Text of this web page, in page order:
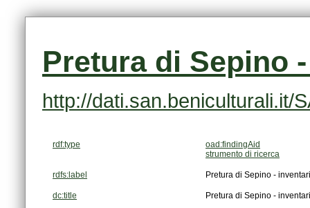
Pretura di Sepino
http://dati.san.beniculturali.it/
rdf:type
oad:findingAid
strumento di ricerca
rdfs:label Pretura di Sepino -
dc:title Pretura di Sepino -